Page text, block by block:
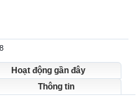
Hoạt động gần đây
Thông tin